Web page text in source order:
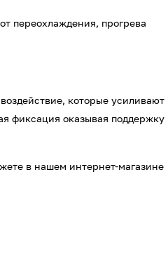
переохлаждения, прогрева
которые усиливают
фиксация оказывая поддержку
в нашем интернет-магазине